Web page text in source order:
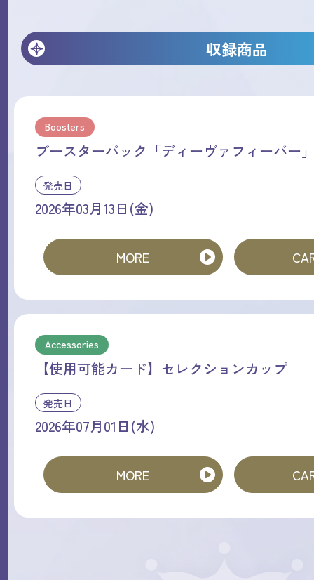
収録商品
Boosters
ブースターパック「ディーヴァフィーバー
発売日
2026年03月13日(金)
MORE
Accessories
【使用可能カード】セレクションカップ
発売日
2026年07月01日(水)
MORE